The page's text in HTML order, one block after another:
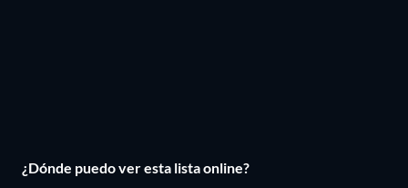
¿Dónde puedo ver esta lista online?